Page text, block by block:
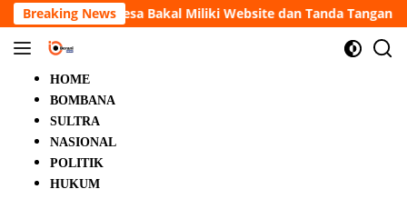
Langsung
ke
konten
Breaking News
Miliki Website dan Tanda Tangan Elektronik 5 Orang
HOME
BOMBANA
SULTRA
NASIONAL
POLITIK
HUKUM